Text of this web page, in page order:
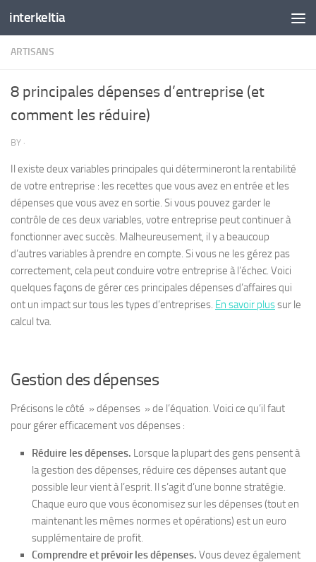
Skip to content
interkeltia
ARTISANS
8 principales dépenses d’entreprise (et
comment les réduire)
BY ·
Il existe deux variables principales qui détermineront la rentabilité
de votre entreprise : les recettes que vous avez en entrée et les
dépenses que vous avez en sortie. Si vous pouvez garder le
contrôle de ces deux variables, votre entreprise peut continuer à
fonctionner avec succès. Malheureusement, il y a beaucoup
d’autres variables à prendre en compte. Si vous ne les gérez pas
correctement, cela peut conduire votre entreprise à l’échec. Voici
quelques façons de gérer ces principales dépenses d’affaires qui
ont un impact sur tous les types d’entreprises. En savoir plussur le
calcul tva.
Gestion des dépenses
Précisons le côté » dépenses » de l’équation. Voici ce qu’il faut
pour gérer efficacement vos dépenses :
Réduire les dépenses. Lorsque la plupart des gens pensent à
la gestion des dépenses, réduire ces dépenses autant que
possible leur vient à l’esprit. Il s’agit d’une bonne stratégie.
Chaque euro que vous économisez sur les dépenses (tout en
maintenant les mêmes normes et opérations) est un euro
supplémentaire de profit.
Comprendre et prévoir les dépenses. Vous devez également